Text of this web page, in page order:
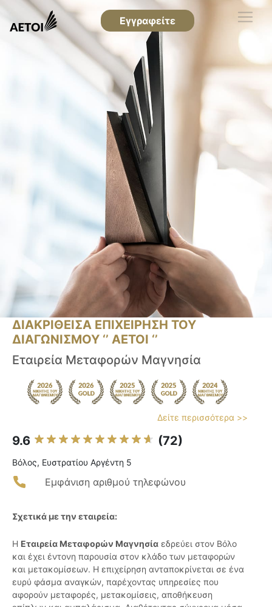
Εγγραφείτε
ΔΙΑΚΡΙΘΕΙΣΑ ΕΠΙΧΕΙΡΗΣΗ ΤΟΥ
ΔΙΑΓΩΝΙΣΜΟΥ ‘’ ΑΕΤΟΙ ‘’
Εταιρεία Μεταφορών Μαγνησία
Δείτε περισσότερα >>
9.6 (72)
Βόλος, Ευστρατίου Αργέντη 5
Εμφάνιση αριθμού τηλεφώνου
Σχετικά με την εταιρεία:
Η Εταιρεία Μεταφορών Μαγνησία εδρεύει στον Βόλο
και έχει έντονη παρουσία στον κλάδο των μεταφορών
και μετακομίσεων. Η επιχείρηση ανταποκρίνεται σε ένα
ευρύ φάσμα αναγκών, παρέχοντας υπηρεσίες που
αφορούν μεταφορές, μετακομίσεις, αποθήκευση